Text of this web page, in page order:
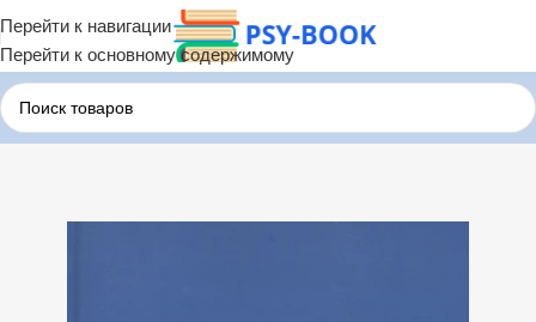
Перейти к навигации
Перейти к основному содержимому
Главная Бесплатные Книги